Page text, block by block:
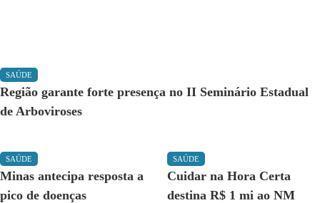
SAÚDE
Região garante forte presença no II Seminário Estadual
de Arboviroses
SAÚDE
Minas antecipa resposta a
pico de doenças
SAÚDE
Cuidar na Hora Certa
destina R$ 1 mi ao NM